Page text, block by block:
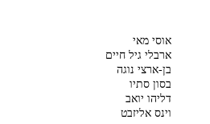
אוסי מאי
ארבלי גיל חיים
בן-ארצי נוגה
בסון סתיו
דליהו יואב
וינס אליזבט